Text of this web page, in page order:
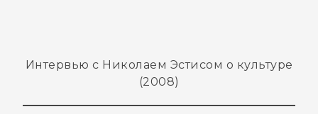
Интервью с Николаем Эстисом о культуре
(2008)